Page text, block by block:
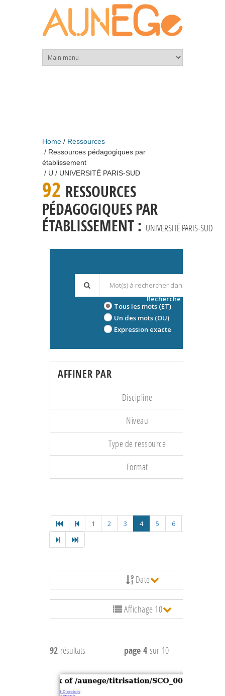
Home
Ressources
Ressources pédagogiques par
établissement
U
UNIVERSITÉ PARIS-SUD
92 RESSOURCES
PÉDAGOGIQUES PAR
ÉTABLISSEMENT : UNIVERSITÉ PARIS-SUD
Tous les mots (ET)
Un des mots (OU)
Expression exacte
Recherche avancée
AFFINER PAR
Discipline
Niveau
Type de ressource
Format
1 2 3 4 5 6
Date
Affichage 10
92 résultats page 4 sur 10